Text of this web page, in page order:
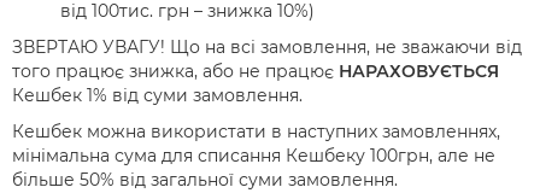
від 100тис. грн – знижка 10%)
ЗВЕРТАЮ УВАГУ! Що на всі замовлення, не зважаючи від
того працює знижка, або не працює НАРАХОВУЄТЬСЯ
Кешбек 1% від суми замовлення.
Кешбек можна використати в наступних замовленнях,
мінімальна сума для списання Кешбеку 100грн, але не
більше 50% від загальної суми замовлення.